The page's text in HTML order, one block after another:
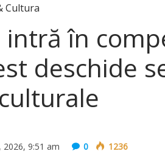
Cultura
intră în
deschide
2026, 9:51 am 0 1236